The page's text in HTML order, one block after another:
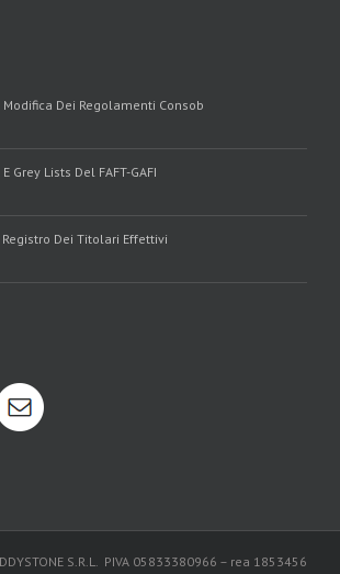
Dei Regolamenti Consob
Grey Lists Del FAFT-GAFI
Dei Titolari Effettivi
S.R.L. PIVA 05833380966 – rea 1853456